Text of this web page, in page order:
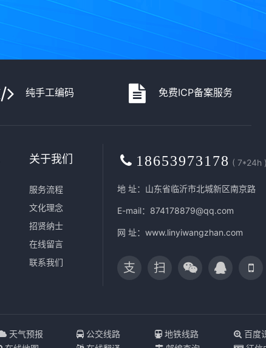
纯手工编码 免费ICP备案服务
关于我们
服务流程
文化理念
招贤纳士
在线留言
联系我们
18653973178 ( 7*24h
地 址：山东省临沂市北城新区南京路
E-mail：874178879@qq.com
网 址：www.linyiwangzhan.com
支 扫
天气预报 公交线路 地铁线路
百度